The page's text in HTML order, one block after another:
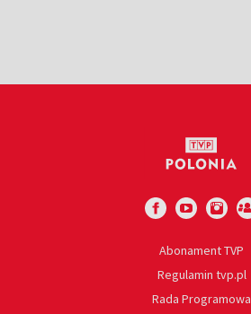
Abonament TVP
Regulamin tvp.pl
Rada Programowa